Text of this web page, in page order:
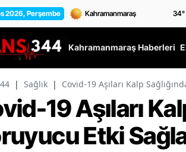
2026, Perşembe 34°
Kahramanmaraş Haberleri
| Sağlık | Covid-19 Aşıları Kalp
19 Aşıları
Etki